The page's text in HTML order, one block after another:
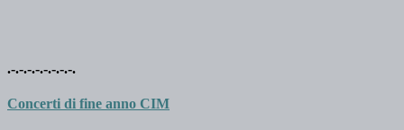
.-.-.-.-.-.-.-.-.
Concerti di fine anno CIM